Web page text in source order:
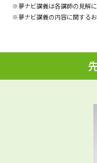
資料の料金の
※夢ナビ講義は各講師の見解
※夢ナビ講義の内容に関する